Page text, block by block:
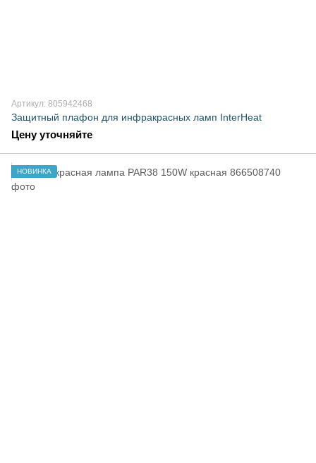
Артикул: 805942468
Защитный плафон для инфракрасных ламп InterHeat
Цену уточняйте
НОВИНКА